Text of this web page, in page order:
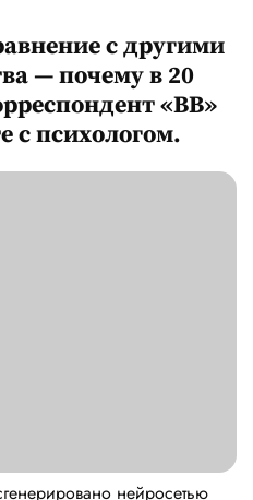
с другими
— почему в 20
«ВВ»
с психологом.
нейросетью